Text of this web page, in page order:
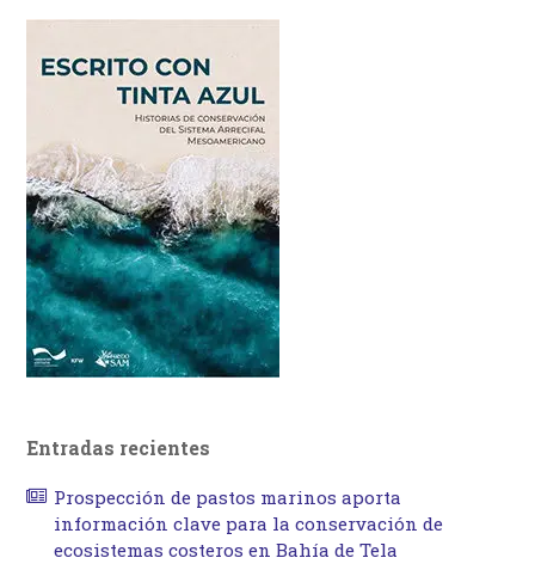
Entradas recientes
Prospección de pastos marinos aporta
información clave para la conservación de
ecosistemas costeros en Bahía de Tela